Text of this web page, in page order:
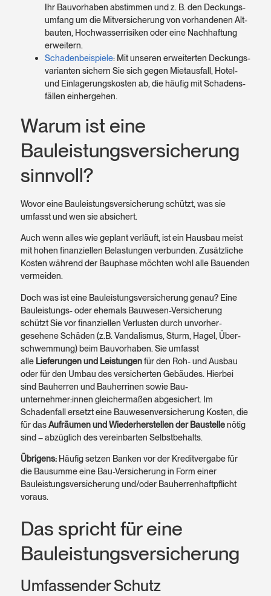
Ihr Bau­vorhaben abstimmen und z. B. den Deckungs­
umfang um die Mit­versicherung von vorhan­denen Alt­
bauten, Hochwasser­risiken oder eine Nach­haftung
erweitern.
Schadenbeispiele: Mit unseren erweiterten Deckungs­
varianten sichern Sie sich gegen Miet­ausfall, Hotel-
und Einlagerungs­kosten ab, die häufig mit Schadens­
fällen einher­gehen.
Warum ist eine
Bauleistungs­versicherung
sinnvoll?
Wovor eine Bauleistungsversicherung schützt, was sie
umfasst und wen sie absichert.
Auch wenn alles wie geplant verläuft, ist ein Hausbau meist
mit hohen finan­ziellen Belas­tungen verbunden. Zusätz­liche
Kosten während der Bauphase möchten wohl alle Bauenden
vermeiden.
Doch was ist eine Bauleistungs­versicherung genau? Eine
Bauleistungs- oder ehemals Bauwesen-Versicherung
schützt Sie vor finan­ziellen Verlusten durch unvorher­
gesehene Schäden (z.B. Vandalismus, Sturm, Hagel, Über­
schwemmung) beim Bau­vorhaben. Sie umfasst
alle Lieferungen und Leistungenfür den Roh- und Ausbau
oder für den Umbau des versicherten Gebäudes. Hierbei
sind Bauherren und Bauherrinen sowie Bau­
unternehmer:innen gleicher­maßen abgesichert. Im
Schaden­fall ersetzt eine Bauwesen­versicherung Kosten, die
für dasAufräumen und Wieder­herstellen der Baustellenötig
sind – abzüglich des verein­barten Selbst­behalts.
Übrigens:Häufig setzen Banken vor der Kredit­vergabe für
die Bausumme eine Bau-Versicherung in Form einer
Bauleistungs­versicherung und/oder Bauherren­haftpflicht
voraus.
Das spricht für eine
Bauleistungs­versicherung
Umfassender Schutz